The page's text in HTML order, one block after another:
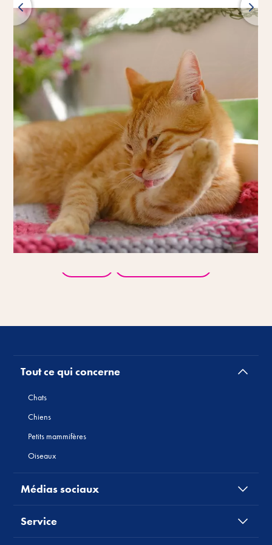
Tout ce qui concerne
Chats
Chiens
Petits mammifères
Oiseaux
Médias sociaux
Service